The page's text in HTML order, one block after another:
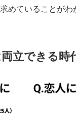
めていることがわ
立できる時